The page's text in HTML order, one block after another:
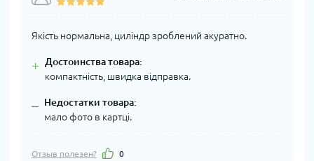
Якість нормальна, циліндр зроблений акуратно.
+ Достоинства товара:
компактність, швидка відправка.
– Недостатки товара:
мало фото в картці.
Отзыв полезен? 0